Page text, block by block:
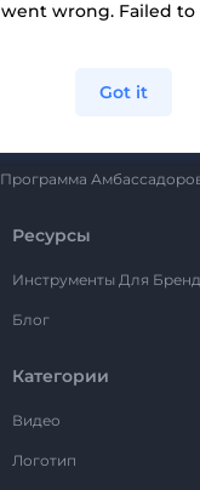
Политика
Программа
Ресурсы
Инструменты Для
Блог
Категории
Видео
Логотип
went wrong. Failed to
Got it